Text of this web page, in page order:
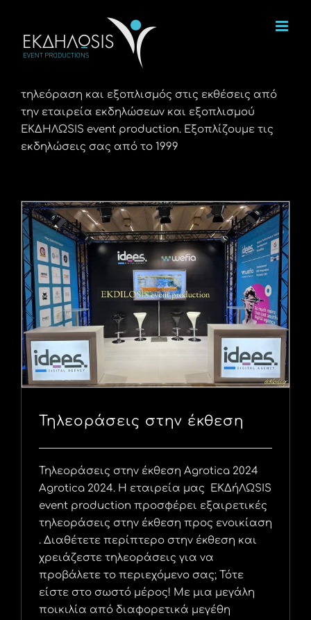
περιεχόμενο
τηλεόραση και εξοπλισμός στις εκθέσεις από
την εταιρεία εκδηλώσεων και εξοπλισμού
ΕΚΔΗΛΩSIS event production. Εξοπλίζουμε τις
εκδηλώσεις σας από το 1999
Τηλεοράσεις στην έκθεση
Τηλεοράσεις στην έκθεση Agrotica 2024
Agrotica 2024. Η εταιρεία μας ΕΚΔήΛΩSIS
event production προσφέρει εξαιρετικές
τηλεοράσεις στην έκθεση προς ενοικίαση
. Διαθέτετε περίπτερο στην έκθεση και
χρειάζεστε τηλεοράσεις για να
προβάλετε το περιεχόμενο σας; Τότε
είστε στο σωστό μέρος! Με μια μεγάλη
ποικιλία από διαφορετικά μεγέθη